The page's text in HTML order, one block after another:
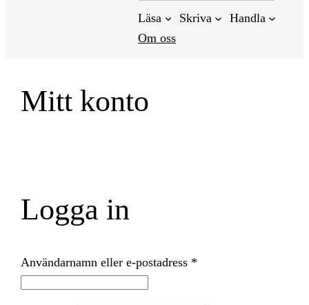
Läsa Skriva
Handla
Om oss
Mitt konto
Logga in
Användarnamn eller e-postadress *